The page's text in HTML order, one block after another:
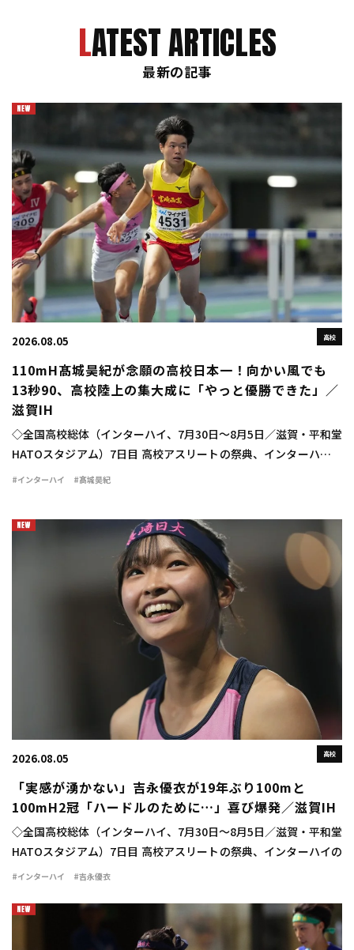
LATEST ARTICLES
最新の記事
高校
2026.08.05
110mH髙城昊紀が念願の高校日本一！向かい風でも
13秒90、高校陸上の集大成に「やっと優勝できた」／
滋賀IH
◇全国高校総体（インターハイ、7月30日～8月5日／滋賀・平和堂
HATOスタジアム）7日目 高校アスリートの祭典、インターハイの
最終日に男子110mハードル決勝が行われ、髙城昊紀（宮崎西3）
#インターハイ #髙城昊紀
高校
2026.08.05
「実感が湧かない」吉永優衣が19年ぶり100mと
100mH2冠「ハードルのために…」喜び爆発／滋賀IH
◇全国高校総体（インターハイ、7月30日～8月5日／滋賀・平和堂
HATOスタジアム）7日目 高校アスリートの祭典、インターハイの
最終日に女子100mハードル決勝が行われ、吉永優衣（長崎日大
#インターハイ #吉永優衣